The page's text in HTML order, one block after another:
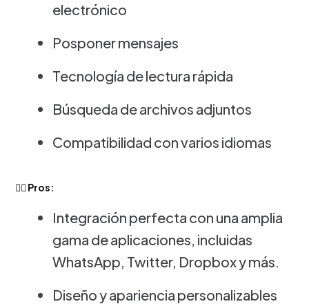
electrónico
Posponer mensajes
Tecnología de lectura rápida
Búsqueda de archivos adjuntos
Compatibilidad con varios idiomas
👍🏻 Pros:
Integración perfecta con una amplia
gama de aplicaciones, incluidas
WhatsApp, Twitter, Dropbox y más.
Diseño y apariencia personalizables